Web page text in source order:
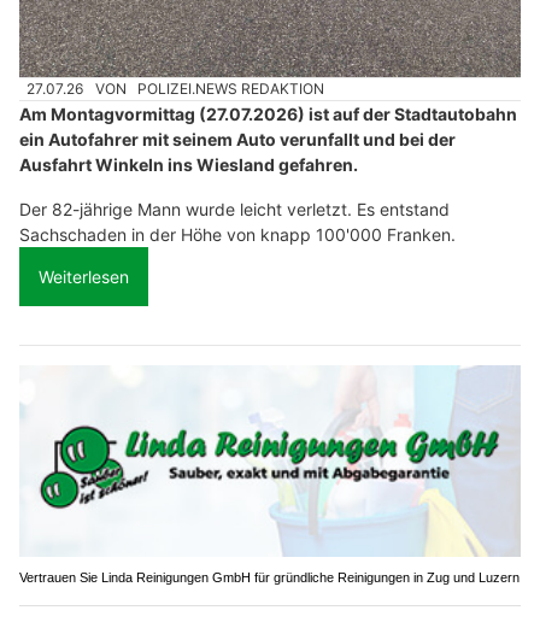
27.07.26 VON POLIZEI.NEWS REDAKTION
Am Montagvormittag (27.07.2026) ist auf der Stadtautobahn
ein Autofahrer mit seinem Auto verunfallt und bei der
Ausfahrt Winkeln ins Wiesland gefahren.
Der 82-jährige Mann wurde leicht verletzt. Es entstand
Sachschaden in der Höhe von knapp 100'000 Franken.
Weiterlesen
Vertrauen Sie Linda Reinigungen GmbH für gründliche Reinigungen in Zug und Luzern